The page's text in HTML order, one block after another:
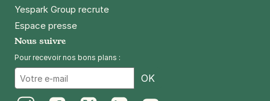
111 rue du Bastion Saint André
4,5(147 avis)
Yespark Group recrute
Espace presse
Nous suivre
Pour recevoir nos bons plans :
OK